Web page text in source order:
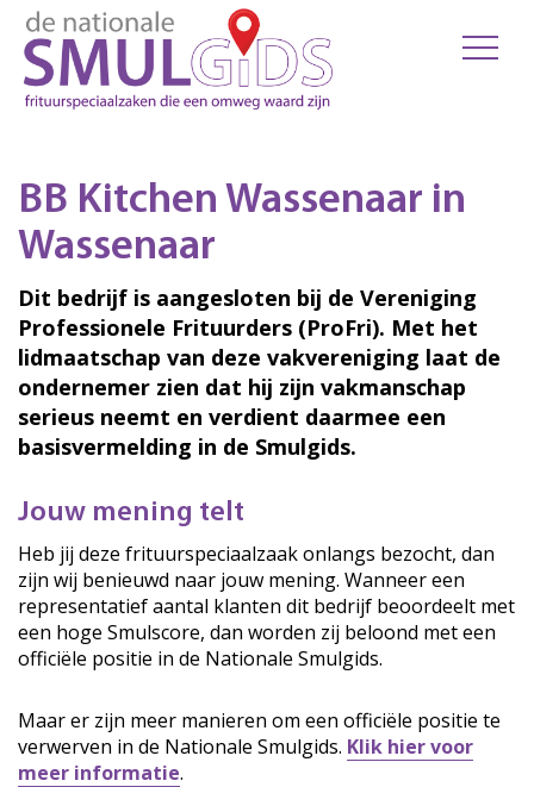
BB Kitchen Wassenaar in
Wassenaar
Dit bedrijf is aangesloten bij de Vereniging
Professionele Frituurders (ProFri). Met het
lidmaatschap van deze vakvereniging laat de
ondernemer zien dat hij zijn vakmanschap
serieus neemt en verdient daarmee een
basisvermelding in de Smulgids.
Jouw mening telt
Heb jij deze frituurspeciaalzaak onlangs bezocht, dan
zijn wij benieuwd naar jouw mening. Wanneer een
representatief aantal klanten dit bedrijf beoordeelt met
een hoge Smulscore, dan worden zij beloond met een
officiële positie in de Nationale Smulgids.
Maar er zijn meer manieren om een officiële positie te
verwerven in de Nationale Smulgids. Klik hier voor
meer informatie.